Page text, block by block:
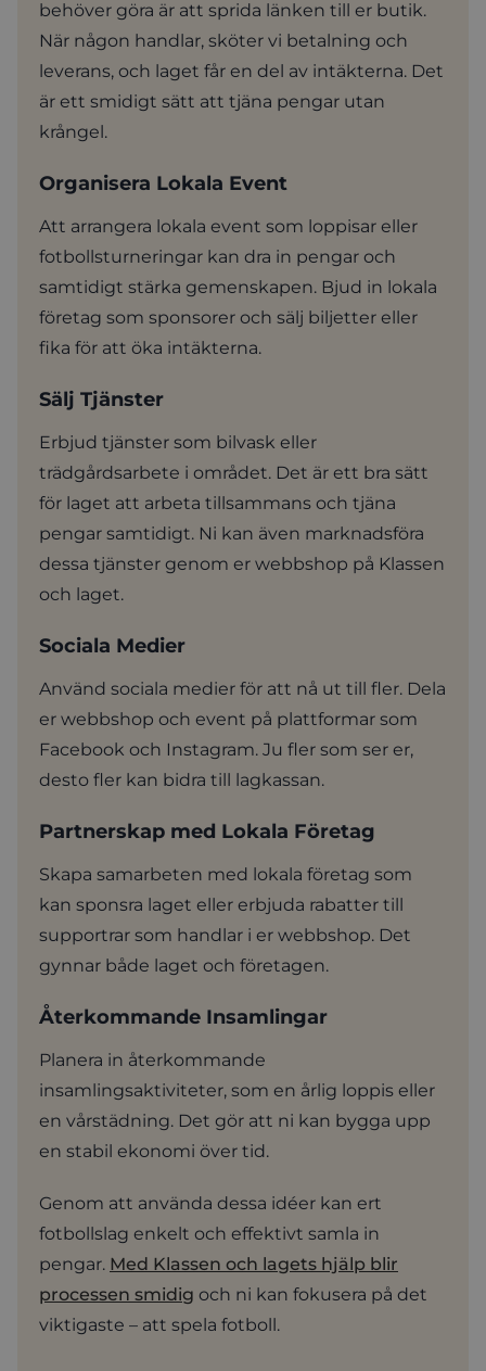
behöver göra är att sprida länken till er butik.
När någon handlar, sköter vi betalning och
leverans, och laget får en del av intäkterna. Det
är ett smidigt sätt att tjäna pengar utan
krångel.
Organisera Lokala Event
Att arrangera lokala event som loppisar eller
fotbollsturneringar kan dra in pengar och
samtidigt stärka gemenskapen. Bjud in lokala
företag som sponsorer och sälj biljetter eller
fika för att öka intäkterna.
Sälj Tjänster
Erbjud tjänster som bilvask eller
trädgårdsarbete i området. Det är ett bra sätt
för laget att arbeta tillsammans och tjäna
pengar samtidigt. Ni kan även marknadsföra
dessa tjänster genom er webbshop på Klassen
och laget.
Sociala Medier
Använd sociala medier för att nå ut till fler. Dela
er webbshop och event på plattformar som
Facebook och Instagram. Ju fler som ser er,
desto fler kan bidra till lagkassan.
Partnerskap med Lokala Företag
Skapa samarbeten med lokala företag som
kan sponsra laget eller erbjuda rabatter till
supportrar som handlar i er webbshop. Det
gynnar både laget och företagen.
Återkommande Insamlingar
Planera in återkommande
insamlingsaktiviteter, som en årlig loppis eller
en vårstädning. Det gör att ni kan bygga upp
en stabil ekonomi över tid.
Genom att använda dessa idéer kan ert
fotbollslag enkelt och effektivt samla in
pengar. Med Klassen och lagets hjälp blir
processen smidig och ni kan fokusera på det
viktigaste – att spela fotboll.